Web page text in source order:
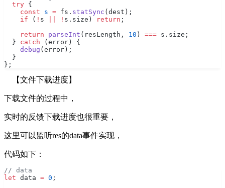
  try
{
    const
s = fs. statSync (dest);
    if
( ! s ! s.size) return ;
    return
parseInt (resLength, 10 ) === s.size;
  }
catch (error) {
    debug
(error);
  }
};
【文件下载进度】
下载文件的过程中，
实时的反馈下载进度也很重要，
这里可以监听res的data事件实现，
代码如下：
// data
let data = 0 ;